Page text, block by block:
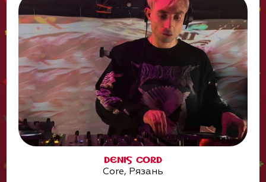
DENIS CORD
Core, Рязань